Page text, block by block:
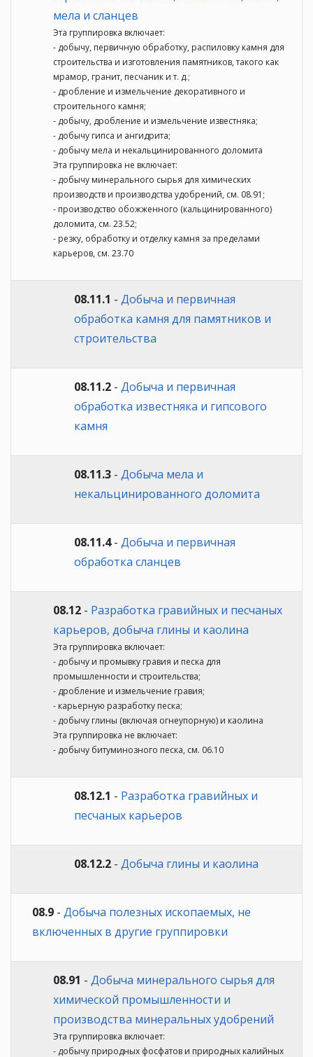
мела и сланцев
Эта группировка включает:
- добычу, первичную обработку, распиловку камня для
строительства и изготовления памятников, такого как
мрамор, гранит, песчаник и т. д.;
- дробление и измельчение декоративного и
строительного камня;
- добычу, дробление и измельчение известняка;
- добычу гипса и ангидрита;
- добычу мела и некальцинированного доломита
Эта группировка не включает:
- добычу минерального сырья для химических
производств и производства удобрений, см. 08.91;
- производство обожженного (кальцинированного)
доломита, см. 23.52;
- резку, обработку и отделку камня за пределами
карьеров, см. 23.70
08.11.1 - Добыча и первичная
обработка камня для памятников и
строительства
08.11.2 - Добыча и первичная
обработка известняка и гипсового
камня
08.11.3 - Добыча мела и
некальцинированного доломита
08.11.4- Добыча и первичная
обработка сланцев
08.12 - Разработка гравийных и песчаных
карьеров, добыча глины и каолина
Эта группировка включает:
- добычу и промывку гравия и песка для
промышленности и строительства;
- дробление и измельчение гравия;
- карьерную разработку песка;
- добычу глины (включая огнеупорную) и каолина
Эта группировка не включает:
- добычу битуминозного песка, см. 06.10
08.12.1 - Разработка гравийных и
песчаных карьеров
08.12.2 - Добыча глины и каолина
08.9 - Добыча полезных ископаемых, не
включенных в другие группировки
08.91 - Добыча минерального сырья для
химической промышленности и
производства минеральных удобрений
Эта группировка включает:
- добычу природных фосфатов и природных калийных